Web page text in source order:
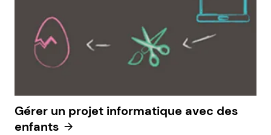
Gérer un projet informatique avec des
enfants